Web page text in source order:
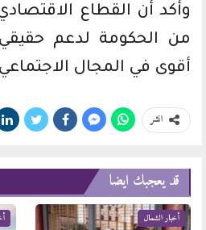
وأكد أن القطاع
من الحكومة لدعم
أقوى في المجال الاجتماعي
انشر
قد يعجبك ايضا
أخبار الشمال